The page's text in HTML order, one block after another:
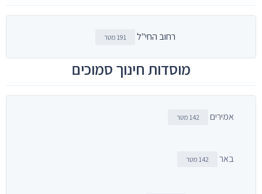
רחוב החי"ל 191 מטר
מוסדות חינוך סמוכים
אמירים 142 מטר
באר 142 מטר